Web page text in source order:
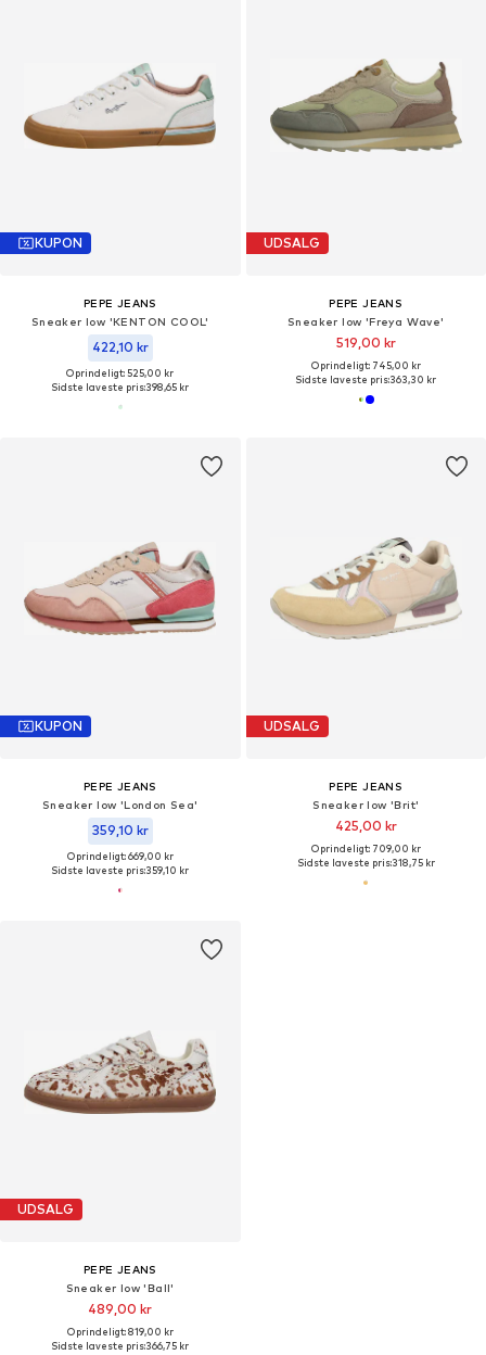
KUPON
PEPE JEANS
Sneaker low 'KENTON COOL'
422,10 kr
Oprindeligt: 525,00 kr
Sidste laveste pris:398,65 kr
UDSALG
PEPE JEANS
Sneaker low 'Freya Wave'
519,00 kr
Oprindeligt: 745,00 kr
Sidste laveste pris:363,30 kr
KUPON
PEPE JEANS
Sneaker low 'London Sea'
359,10 kr
Oprindeligt: 669,00 kr
Sidste laveste pris:359,10 kr
UDSALG
PEPE JEANS
Sneaker low 'Brit'
425,00 kr
Oprindeligt: 709,00 kr
Sidste laveste pris:318,75 kr
UDSALG
PEPE JEANS
Sneaker low 'Ball'
489,00 kr
Oprindeligt: 819,00 kr
Sidste laveste pris:366,75 kr